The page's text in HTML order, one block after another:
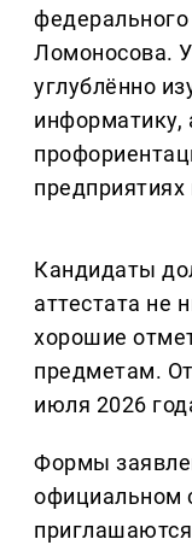
Ломоносова.
углублённо
информатику,
Кандидаты
аттестата не
хорошие
предметам.
июля 2026
Формы
официальном